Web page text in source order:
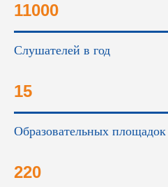
11000
Слушателей в год
15
Образовательных
220